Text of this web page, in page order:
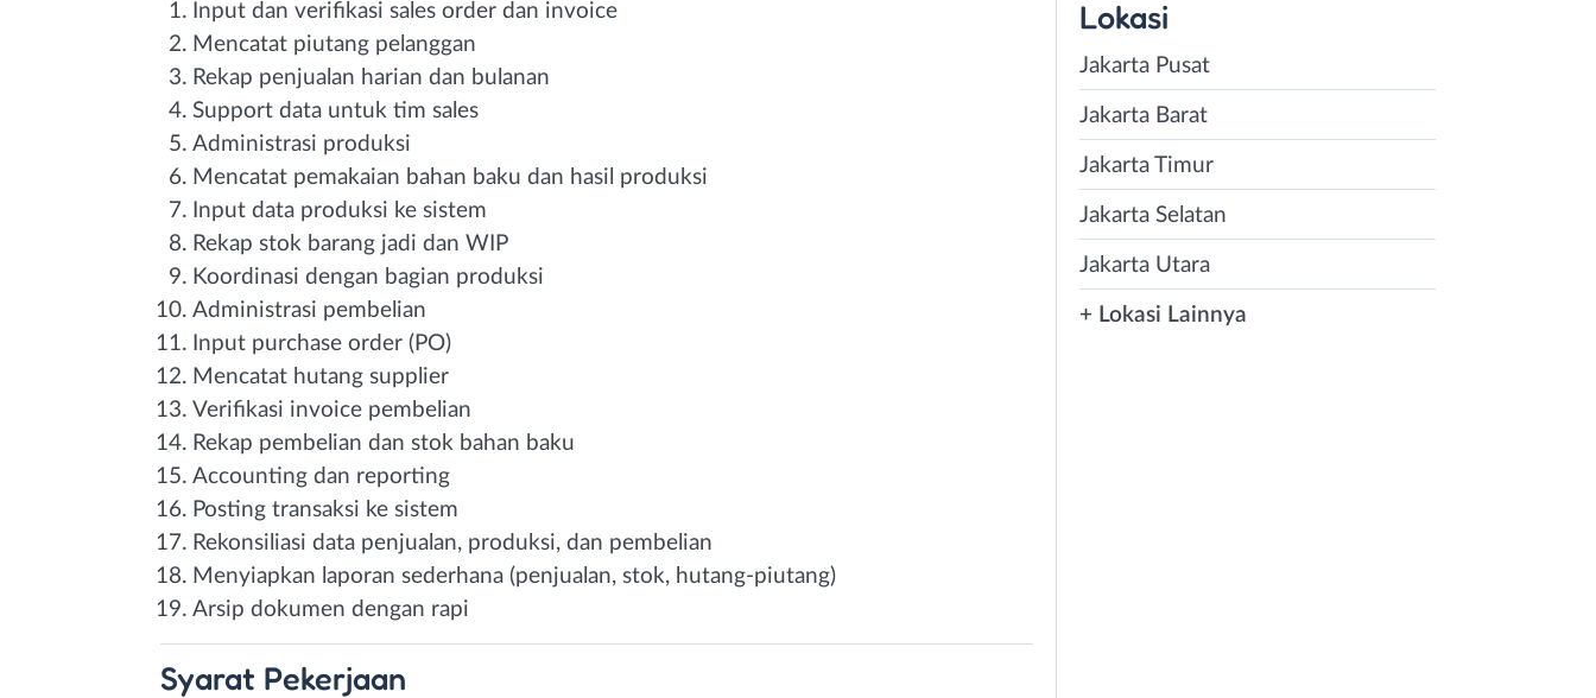
Input dan verifikasi sales order dan invoice
Mencatat piutang pelanggan
Rekap penjualan harian dan bulanan
Support data untuk tim sales
Administrasi produksi
Mencatat pemakaian bahan baku dan hasil produksi
Input data produksi ke sistem
Rekap stok barang jadi dan WIP
Koordinasi dengan bagian produksi
Administrasi pembelian
Input purchase order (PO)
Mencatat hutang supplier
Verifikasi invoice pembelian
Rekap pembelian dan stok bahan baku
Accounting dan reporting
Posting transaksi ke sistem
Rekonsiliasi data penjualan, produksi, dan pembelian
Menyiapkan laporan sederhana (penjualan, stok, hutang-piutang)
Arsip dokumen dengan rapi
Syarat Pekerjaan
Lokasi
Jakarta Pusat
Jakarta Barat
Jakarta Timur
Jakarta Selatan
Jakarta Utara
+ Lokasi Lainnya